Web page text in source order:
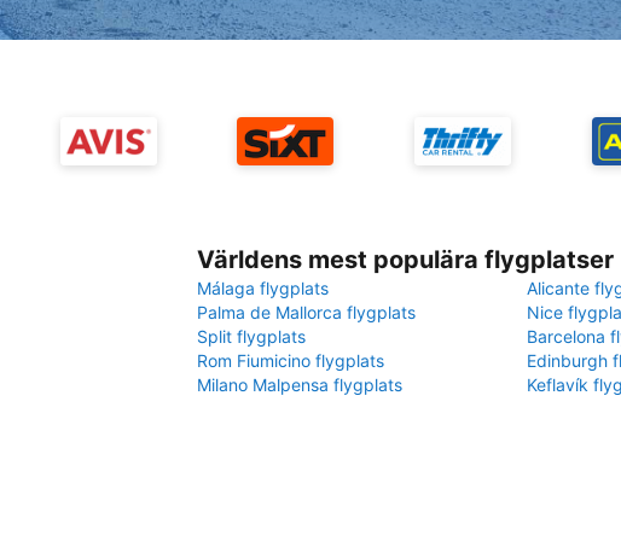
Världens mest populära flygplatser
Málaga flygplats
Alicante
Palma de Mallorca flygplats
Nice
Split flygplats
Barcelona
Rom Fiumicino flygplats
Edinburgh
Milano Malpensa flygplats
Keflavík